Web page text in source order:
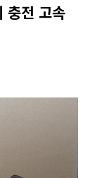
충전 고속